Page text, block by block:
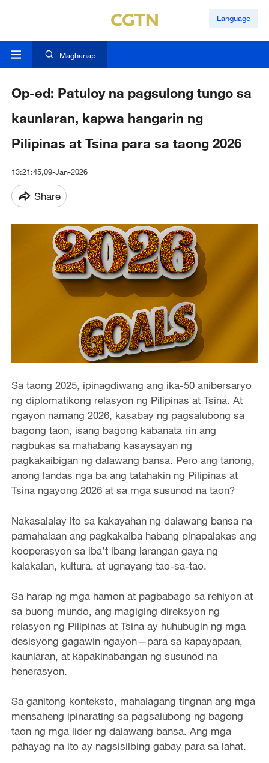
Language
Maghanap
Op-ed: Patuloy na pagsulong tungo sa
kaunlaran, kapwa hangarin ng
Pilipinas at Tsina para sa taong 2026
13:21:45,09-Jan-2026
Share
Sa taong 2025, ipinagdiwang ang ika-50 anibersaryo
ng diplomatikong relasyon ng Pilipinas at Tsina. At
ngayon namang 2026, kasabay ng pagsalubong sa
bagong taon, isang bagong kabanata rin ang
nagbukas sa mahabang kasaysayan ng
pagkakaibigan ng dalawang bansa. Pero ang tanong,
anong landas nga ba ang tatahakin ng Pilipinas at
Tsina ngayong 2026 at sa mga susunod na taon?
Nakasalalay ito sa kakayahan ng dalawang bansa na
pamahalaan ang pagkakaiba habang pinapalakas ang
kooperasyon sa iba’t ibang larangan gaya ng
kalakalan, kultura, at ugnayang tao-sa-tao.
Sa harap ng mga hamon at pagbabago sa rehiyon at
sa buong mundo, ang magiging direksyon ng
relasyon ng Pilipinas at Tsina ay huhubugin ng mga
desisyong gagawin ngayon—para sa kapayapaan,
kaunlaran, at kapakinabangan ng susunod na
henerasyon.
Sa ganitong konteksto, mahalagang tingnan ang mga
mensaheng ipinarating sa pagsalubong ng bagong
taon ng mga lider ng dalawang bansa. Ang mga
pahayag na ito ay nagsisilbing gabay para sa lahat.